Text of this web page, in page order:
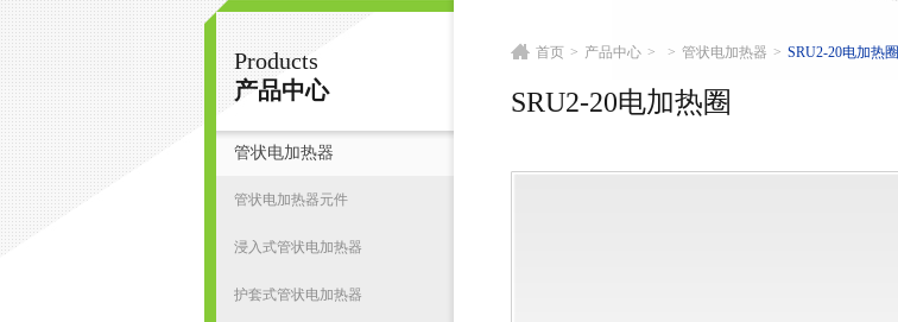
扬州志力电气科技有限公司/扬州高压测试仪
Products
产品中心
管状电加热器
管状电加热器元件
浸入式管状电加热器
护套式管状电加热器
首页 > 产品中心 > > 管状电加热器 > SRU2-20电加热圈
SRU2-20电加热圈